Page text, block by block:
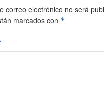
correo electrónico no será
marcados con *